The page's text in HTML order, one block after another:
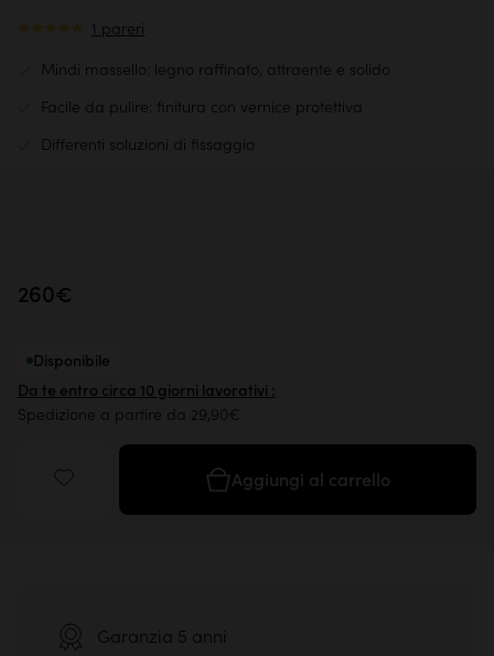
1 pareri
Mindi massello: legno raffinato, attraente e solido
Facile da pulire: finitura con vernice protettiva
Differenti soluzioni di fissaggio
260€
Aggiungi al carrello
Disponibile
Da te entro circa 10 giorni lavorativi :
Spedizione a partire da 29,90€
Garanzia 5 anni